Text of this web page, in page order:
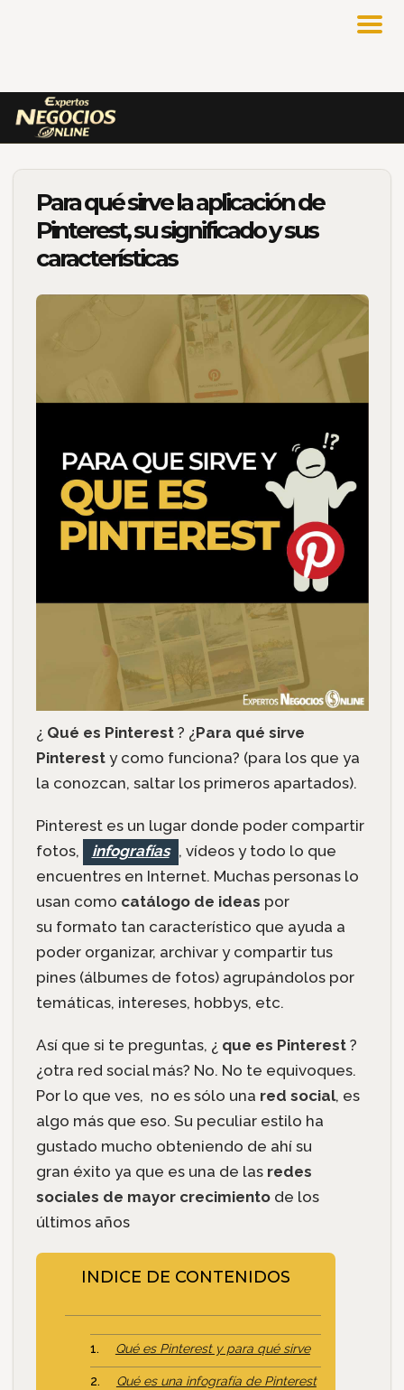
Para qué sirve la aplicación de
Pinterest, su significado y sus
características
¿ Qué es Pinterest? ¿Para qué sirve
Pinteresty como funciona? (para los que ya
la conozcan, saltar los primeros apartados).
Pinterest es un lugar donde poder compartir
fotos,
infografías , vídeos y todo lo que
encuentres en Internet. Muchas personas lo
usan como catálogo de ideas por
su formato tan característico que ayuda a
poder organizar, archivar y compartir tus
pines (álbumes de fotos) agrupándolos por
temáticas, intereses, hobbys, etc.
Así que si te preguntas, ¿ que es Pinterest?
¿otra red social más? No. No te equivoques.
Por lo que ves, no es sólo una red social, es
algo más que eso. Su peculiar estilo ha
gustado mucho obteniendo de ahí su
gran éxito ya que es una de las redes
sociales de mayor crecimientode los
últimos años
INDICE DE CONTENIDOS
Qué es Pinterest y para qué sirve
Qué es una infografía de Pinterest